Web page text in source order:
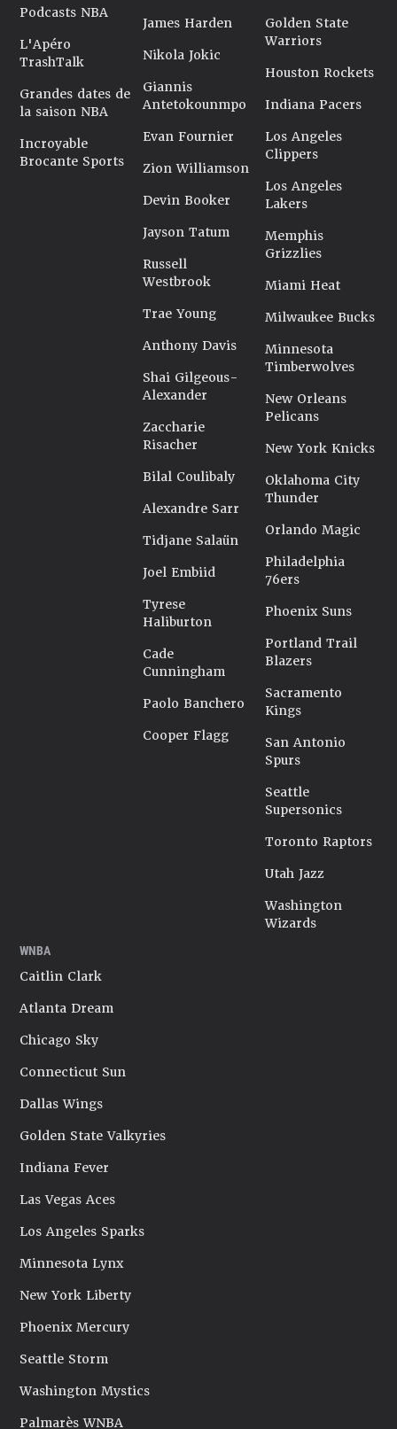
Podcasts NBA
L'Apéro
TrashTalk
Grandes dates de
la saison NBA
Incroyable
Brocante Sports
James Harden
Nikola Jokic
Giannis
Antetokounmpo
Evan Fournier
Zion Williamson
Devin Booker
Jayson Tatum
Russell
Westbrook
Trae Young
Anthony Davis
Shai Gilgeous-
Alexander
Zaccharie
Risacher
Bilal Coulibaly
Alexandre Sarr
Tidjane Salaün
Joel Embiid
Tyrese
Haliburton
Cade
Cunningham
Paolo Banchero
Cooper Flagg
Golden State
Warriors
Houston Rockets
Indiana Pacers
Los Angeles
Clippers
Los Angeles
Lakers
Memphis
Grizzlies
Miami Heat
Milwaukee Bucks
Minnesota
Timberwolves
New Orleans
Pelicans
New York Knicks
Oklahoma City
Thunder
Orlando Magic
Philadelphia
76ers
Phoenix Suns
Portland Trail
Blazers
Sacramento
Kings
San Antonio
Spurs
Seattle
Supersonics
Toronto Raptors
Utah Jazz
Washington
Wizards
WNBA
Caitlin Clark
Atlanta Dream
Chicago Sky
Connecticut Sun
Dallas Wings
Golden State Valkyries
Indiana Fever
Las Vegas Aces
Los Angeles Sparks
Minnesota Lynx
New York Liberty
Phoenix Mercury
Seattle Storm
Washington Mystics
Palmarès WNBA